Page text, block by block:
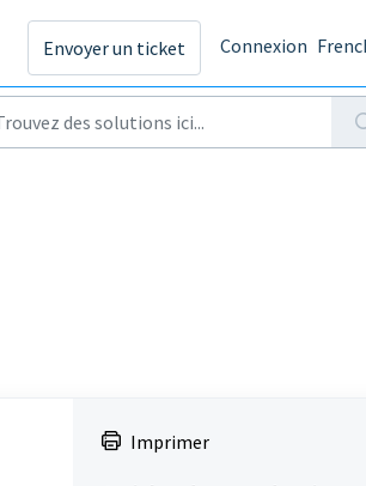
Envoyer un ticket Connexion
Imprimer